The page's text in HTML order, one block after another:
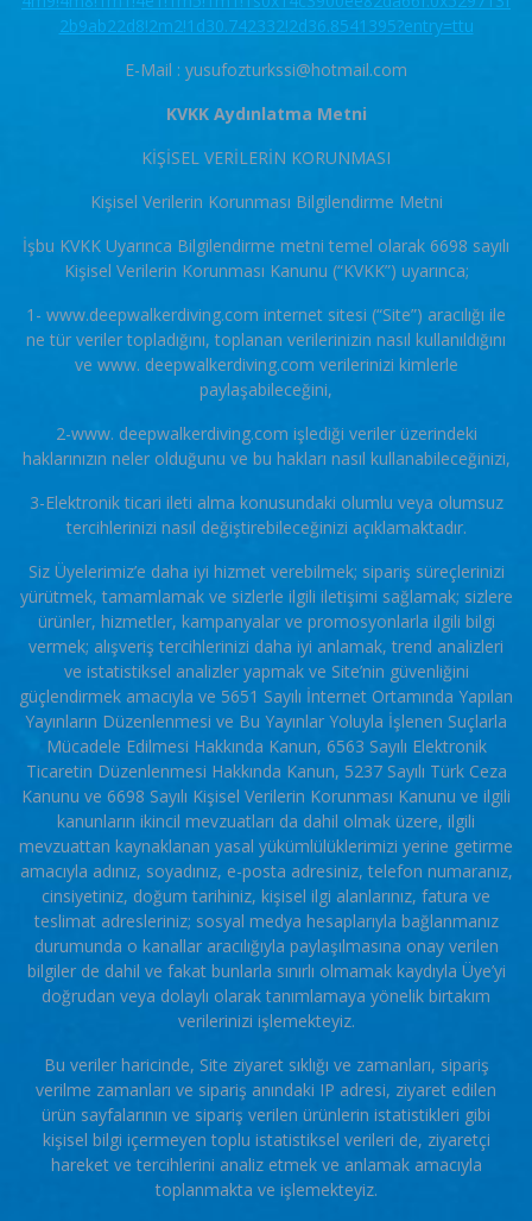
2b9ab22d8!2m2!1d30.742332!2d36.8541395?entry=ttu
E-Mail : yusufozturkssi@hotmail.com
KVKK Aydınlatma Metni
KİŞİSEL VERİLERİN KORUNMASI
Kişisel Verilerin Korunması Bilgilendirme Metni
İşbu KVKK Uyarınca Bilgilendirme metni temel olarak 6698 sayılı
Kişisel Verilerin Korunması Kanunu (“KVKK”) uyarınca;
1- www.deepwalkerdiving.com internet sitesi (“Site”) aracılığı ile
ne tür veriler topladığını, toplanan verilerinizin nasıl kullanıldığını
ve www. deepwalkerdiving.com verilerinizi kimlerle
paylaşabileceğini,
2-www. deepwalkerdiving.com işlediği veriler üzerindeki
haklarınızın neler olduğunu ve bu hakları nasıl kullanabileceğinizi,
3-Elektronik ticari ileti alma konusundaki olumlu veya olumsuz
tercihlerinizi nasıl değiştirebileceğinizi açıklamaktadır.
Siz Üyelerimiz’e daha iyi hizmet verebilmek; sipariş süreçlerinizi
yürütmek, tamamlamak ve sizlerle ilgili iletişimi sağlamak; sizlere
ürünler, hizmetler, kampanyalar ve promosyonlarla ilgili bilgi
vermek; alışveriş tercihlerinizi daha iyi anlamak, trend analizleri
ve istatistiksel analizler yapmak ve Site’nin güvenliğini
güçlendirmek amacıyla ve 5651 Sayılı İnternet Ortamında Yapılan
Yayınların Düzenlenmesi ve Bu Yayınlar Yoluyla İşlenen Suçlarla
Mücadele Edilmesi Hakkında Kanun, 6563 Sayılı Elektronik
Ticaretin Düzenlenmesi Hakkında Kanun, 5237 Sayılı Türk Ceza
Kanunu ve 6698 Sayılı Kişisel Verilerin Korunması Kanunu ve ilgili
kanunların ikincil mevzuatları da dahil olmak üzere, ilgili
mevzuattan kaynaklanan yasal yükümlülüklerimizi yerine getirme
amacıyla adınız, soyadınız, e-posta adresiniz, telefon numaranız,
cinsiyetiniz, doğum tarihiniz, kişisel ilgi alanlarınız, fatura ve
teslimat adresleriniz; sosyal medya hesaplarıyla bağlanmanız
durumunda o kanallar aracılığıyla paylaşılmasına onay verilen
bilgiler de dahil ve fakat bunlarla sınırlı olmamak kaydıyla Üye’yi
doğrudan veya dolaylı olarak tanımlamaya yönelik birtakım
verilerinizi işlemekteyiz.
Bu veriler haricinde, Site ziyaret sıklığı ve zamanları, sipariş
verilme zamanları ve sipariş anındaki IP adresi, ziyaret edilen
ürün sayfalarının ve sipariş verilen ürünlerin istatistikleri gibi
kişisel bilgi içermeyen toplu istatistiksel verileri de, ziyaretçi
hareket ve tercihlerini analiz etmek ve anlamak amacıyla
toplanmakta ve işlemekteyiz.